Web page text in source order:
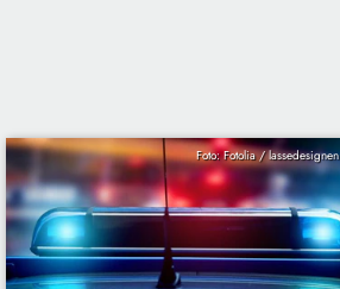
Foto: Fotolia / lassedesignen